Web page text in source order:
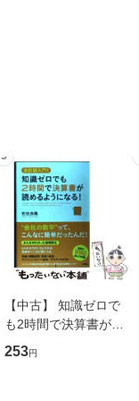
5
【中古】 知識ゼロで
も2時間で決算書が読
めるようになる！ 会
計超入門！ / 佐伯 良
253円